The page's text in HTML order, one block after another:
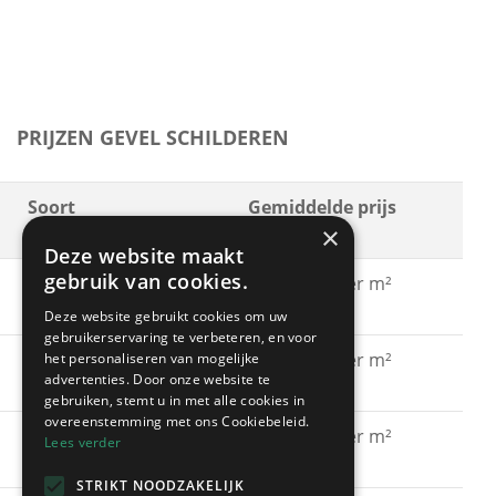
PRIJZEN GEVEL SCHILDEREN
Soort
Gemiddelde prijs
Gevel schilderen met
acrylaatverf
€ 15 - € 30 per m²
Gevel schilderen met
silicaatverf
€ 15 - € 30 per m²
Gevel schilderen met
€ 20 - € 40 per m²
×
Deze website maakt
gebruik van cookies.
Deze website gebruikt cookies om uw
gebruikerservaring te verbeteren, en voor
het personaliseren van mogelijke
advertenties. Door onze website te
gebruiken, stemt u in met alle cookies in
overeenstemming met ons Cookiebeleid.
Lees verder
STRIKT NOODZAKELIJK